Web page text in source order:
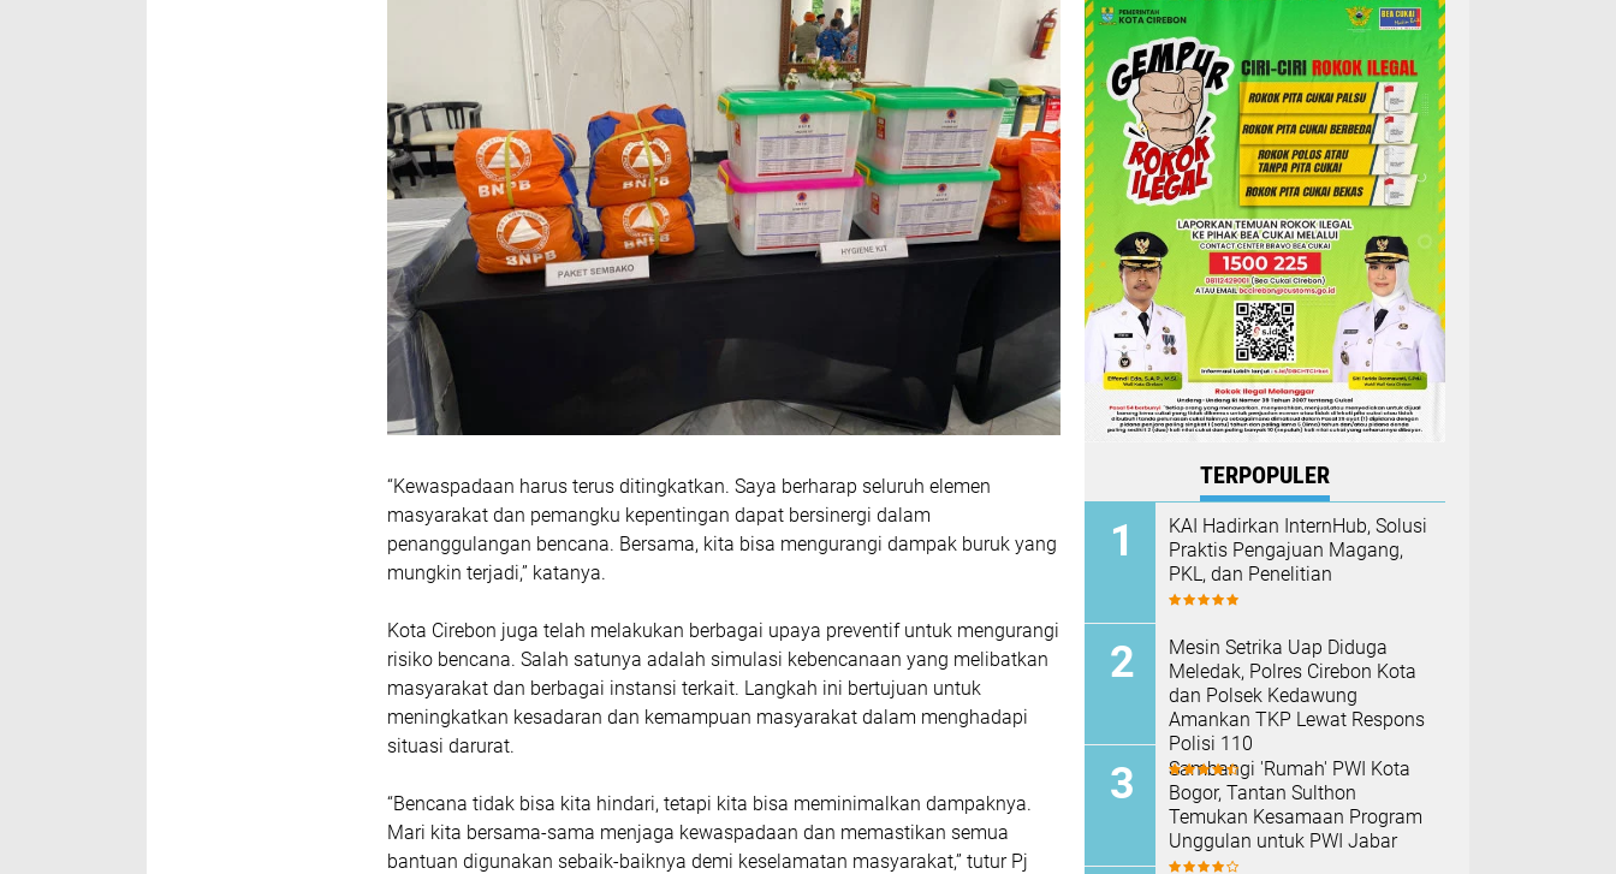
“Kewaspadaan harus terus ditingkatkan. Saya berharap seluruh elemen
masyarakat dan pemangku kepentingan dapat bersinergi dalam
penanggulangan bencana. Bersama, kita bisa mengurangi dampak buruk yang
mungkin terjadi,” katanya.
Kota Cirebon juga telah melakukan berbagai upaya preventif untuk mengurangi
risiko bencana. Salah satunya adalah simulasi kebencanaan yang melibatkan
masyarakat dan berbagai instansi terkait. Langkah ini bertujuan untuk
meningkatkan kesadaran dan kemampuan masyarakat dalam menghadapi
situasi darurat.
“Bencana tidak bisa kita hindari, tetapi kita bisa meminimalkan dampaknya.
Mari kita bersama-sama menjaga kewaspadaan dan memastikan semua
bantuan digunakan sebaik-baiknya demi keselamatan masyarakat,” tutur Pj
TERPOPULER
KAI Hadirkan InternHub, Solusi
Praktis Pengajuan Magang,
PKL, dan Penelitian
Mesin Setrika Uap Diduga
Meledak, Polres Cirebon Kota
dan Polsek Kedawung
Amankan TKP Lewat Respons
Polisi 110
Sambangi 'Rumah' PWI Kota
Bogor, Tantan Sulthon
Temukan Kesamaan Program
Unggulan untuk PWI Jabar